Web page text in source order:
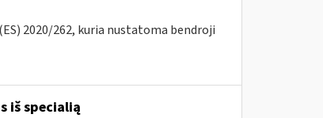
2020/262, kuria nustatoma bendroji
iš specialią